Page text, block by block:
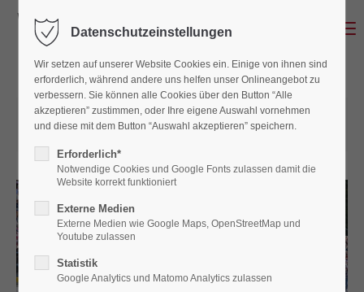
06.08.2024 07:39
von Gerald Simbeck
Datenschutzeinstellungen
Wir setzen auf unserer Website Cookies ein. Einige von ihnen sind
erforderlich, während andere uns helfen unser Onlineangebot zu
verbessern. Sie können alle Cookies über den Button “Alle
akzeptieren” zustimmen, oder Ihre eigene Auswahl vornehmen
und diese mit dem Button “Auswahl akzeptieren” speichern.
Erforderlich*
Notwendige Cookies und Google Fonts zulassen damit die
Website korrekt funktioniert
Externe Medien
Externe Medien wie Google Maps, OpenStreetMap und
Youtube zulassen
Statistik
Google Analytics und Matomo Analytics zulassen